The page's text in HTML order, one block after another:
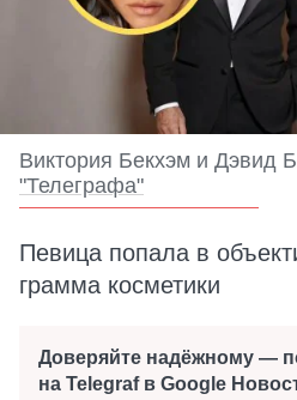
Виктория Бекхэм и Дэвид
"Телеграфа"
Певица попала в
грамма косметики
Доверяйте надёжному —
на Telegraf в Google